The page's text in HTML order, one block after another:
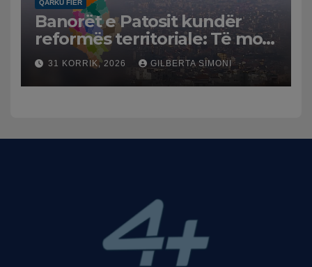
QARKU FIER
Banorët e Patosit kundër
reformës territoriale: Të mos
humbasim identitetin e
qytetit
31 KORRIK, 2026 GILBERTA SIMONI